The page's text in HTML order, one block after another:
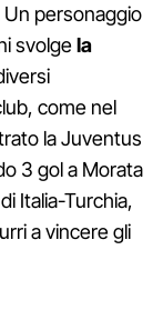
Un personaggio
svolgela
come nel
la Juventus
3 gol a Morata
Italia-Turchia,
a vincere gli